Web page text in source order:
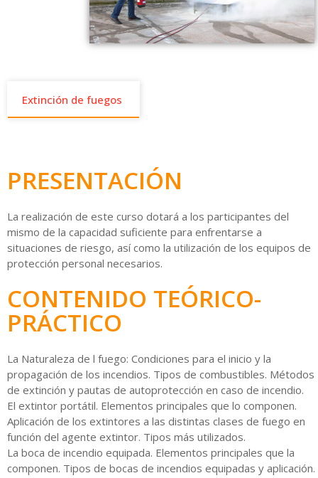
Extinción de fuegos
PRESENTACIÓN
La realización de este curso dotará a los participantes del
mismo de la capacidad suficiente para enfrentarse a
situaciones de riesgo, así como la utilización de los equipos de
protección personal necesarios.
CONTENIDO TEÓRICO-
PRÁCTICO
La Naturaleza de l fuego: Condiciones para el inicio y la
propagación de los incendios. Tipos de combustibles. Métodos
de extinción y pautas de autoprotección en caso de incendio.
El extintor portátil. Elementos principales que lo componen.
Aplicación de los extintores a las distintas clases de fuego en
función del agente extintor. Tipos más utilizados.
La boca de incendio equipada. Elementos principales que la
componen. Tipos de bocas de incendios equipadas y aplicación.